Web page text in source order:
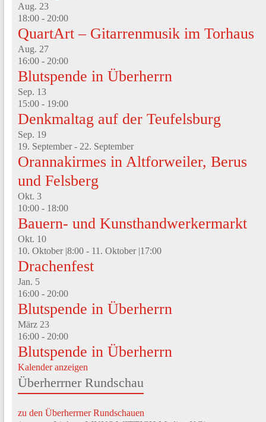
Aug. 23
18:00- 20:00
QuartArt – Gitarrenmusik im Torhaus
Aug. 27
16:00- 20:00
Blutspende in Überherrn
Sep. 13
15:00- 19:00
Denkmaltag auf der Teufelsburg
Sep. 19
19. September- 22. September
Orannakirmes in Altforweiler, Berus
und Felsberg
Okt. 3
10:00- 18:00
Bauern- und Kunsthandwerkermarkt
Okt. 10
10. Oktober |8:00- 11. Oktober |17:00
Drachenfest
Jan. 5
16:00- 20:00
Blutspende in Überherrn
März 23
16:00- 20:00
Blutspende in Überherrn
Kalender anzeigen
Überherrner Rundschau
zu den Überherrner Rundschauen